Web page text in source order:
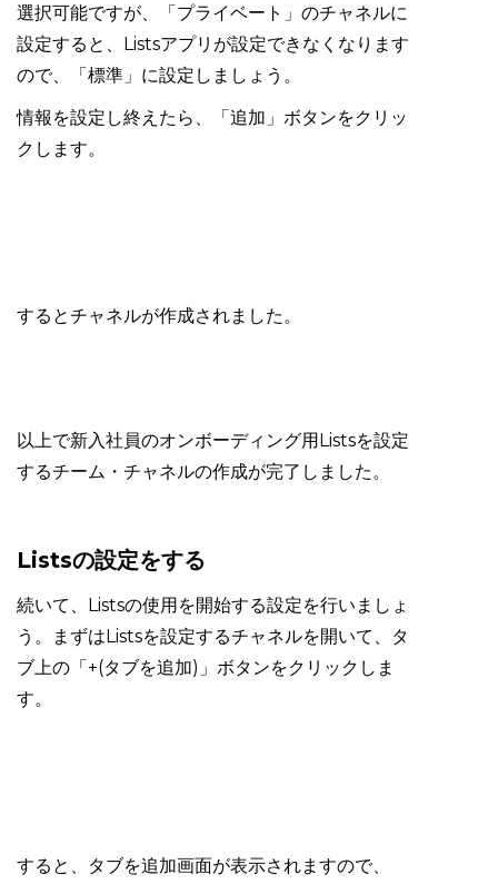
選択可能ですが、「プライベート」のチャネルに
設定すると、Listsアプリが設定できなくなります
ので、「標準」に設定しましょう。
情報を設定し終えたら、「追加」ボタンをクリッ
クします。
するとチャネルが作成されました。
以上で新入社員のオンボーディング用Listsを設定
するチーム・チャネルの作成が完了しました。
Listsの設定をする
続いて、Listsの使用を開始する設定を行いましょ
う。まずはListsを設定するチャネルを開いて、タ
ブ上の「+(タブを追加)」ボタンをクリックしま
す。
すると、タブを追加画面が表示されますので、